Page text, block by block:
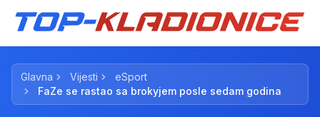
Glavna Vijesti
eSport
FaZe se rastao sa brokyjem posle sedam godina